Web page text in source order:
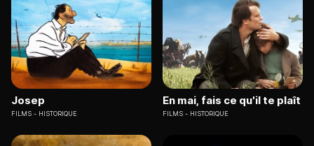
Josep
FILMS HISTORIQUE
En mai, fais ce qu'il te plaît
FILMS HISTORIQUE